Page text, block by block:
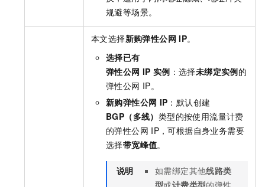
规避等场景。
本文选择新购弹性公网 IP。
选择已有
弹性公网 IP 实例 ：选择未绑定实例的
弹性公网 IP。
新购弹性公网 IP ：默认创建
BGP（多线） 类型的按使用流量计费
的弹性公网 IP，可根据自身业务需要
选择带宽峰值。
说明 如需绑定其他线路类